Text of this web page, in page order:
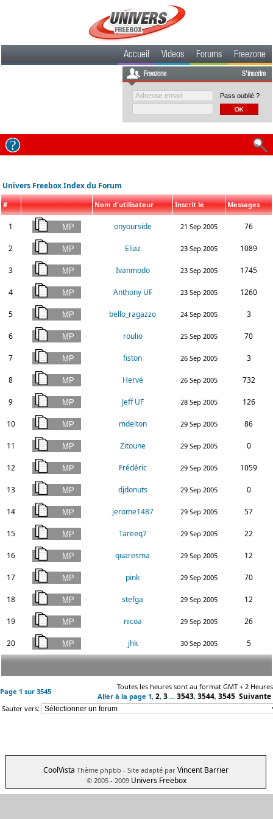
Accueil Videos Forums Freezone
Freezone S'inscrire
Pass oublié ?
Univers Freebox Index du Forum
# Nom d'utilisateur Inscrit le Messages
1 onyourside 21 Sep 2005 76
2 Eliaz 23 Sep 2005 1089
3 Ivanmodo 23 Sep 2005 1745
4 Anthony UF 23 Sep 2005 1260
5 bello_ragazzo 24 Sep 2005 3
6 roulio 25 Sep 2005 70
7 fiston 26 Sep 2005 3
8 Hervé 26 Sep 2005 732
9 Jeff UF 28 Sep 2005 126
10 mdelton 29 Sep 2005 86
11 Zitoune 29 Sep 2005 0
12 Frédéric 29 Sep 2005 1059
13 djdonuts 29 Sep 2005 0
14 jerome1487 29 Sep 2005 57
15 Tareeq7 29 Sep 2005 22
16 quaresma 29 Sep 2005 12
17 pink 29 Sep 2005 70
18 stefga 29 Sep 2005 12
19 nicoa 29 Sep 2005 26
20 jhk 30 Sep 2005 5
Page 1 sur 3545
Toutes les heures sont au format GMT + 2 Heures
Aller à la page 1, 2, 3 ... 3543, 3544, 3545 Suivante
Sauter vers:
CoolVista Thème phpbb - Site adapté par Vincent Barrier
© 2005 - 2009 Univers Freebox